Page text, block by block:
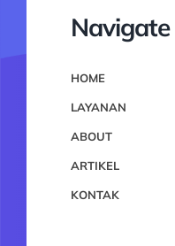
Navigate
HOME
LAYANAN
ABOUT
ARTIKEL
KONTAK